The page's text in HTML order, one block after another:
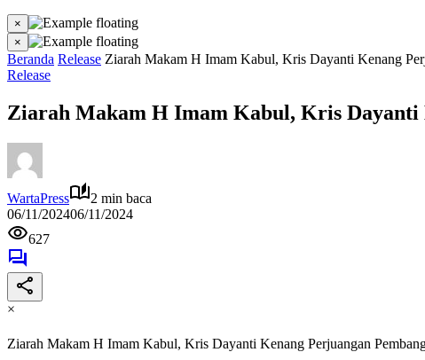
×
×
Beranda Release Ziarah Makam H Imam Kabul, Kris Dayanti Kenang
Release
Ziarah Makam H Imam Kabul, Kris Dayanti
WartaPress
2 min baca
06/11/202406/11/2024
627
×
Ziarah Makam H Imam Kabul, Kris Dayanti Kenang Perjuangan